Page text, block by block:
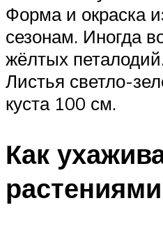
Форма и окраска
сезонам. Иногда
жёлтых
Листья светло-
куста 100 см.
Как